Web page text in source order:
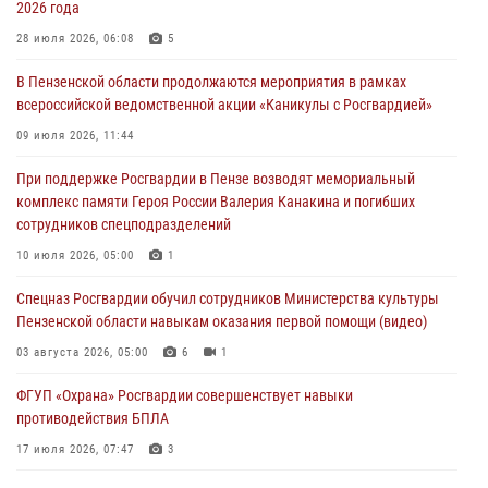
В Пензе сотрудники Росгвардии оказали помощь
дезориентированному пенсионеру
В Пензе при силовой поддержке Росгвардии пресечена
деятельность ОПГ, маскировавшейся под реабилитационный центр
04 августа 2026, 07:05
В Управлении Росгвардии по Пензенской области подвели итоги
работы за первое полугодие 2026 года
2026 года
28 июля 2026, 06:08 5
В Пензенской области продолжаются мероприятия в рамках
всероссийской ведомственной акции «Каникулы с Росгвардией»
09 июля 2026, 11:44
При поддержке Росгвардии в Пензе возводят мемориальный
комплекс памяти Героя России Валерия Канакина и погибших
сотрудников спецподразделений
10 июля 2026, 05:00 1
Спецназ Росгвардии обучил сотрудников Министерства культуры
Пензенской области навыкам оказания первой помощи (видео)
03 августа 2026, 05:00 6 1
ФГУП «Охрана» Росгвардии совершенствует навыки
противодействия БПЛА
17 июля 2026, 07:47 3